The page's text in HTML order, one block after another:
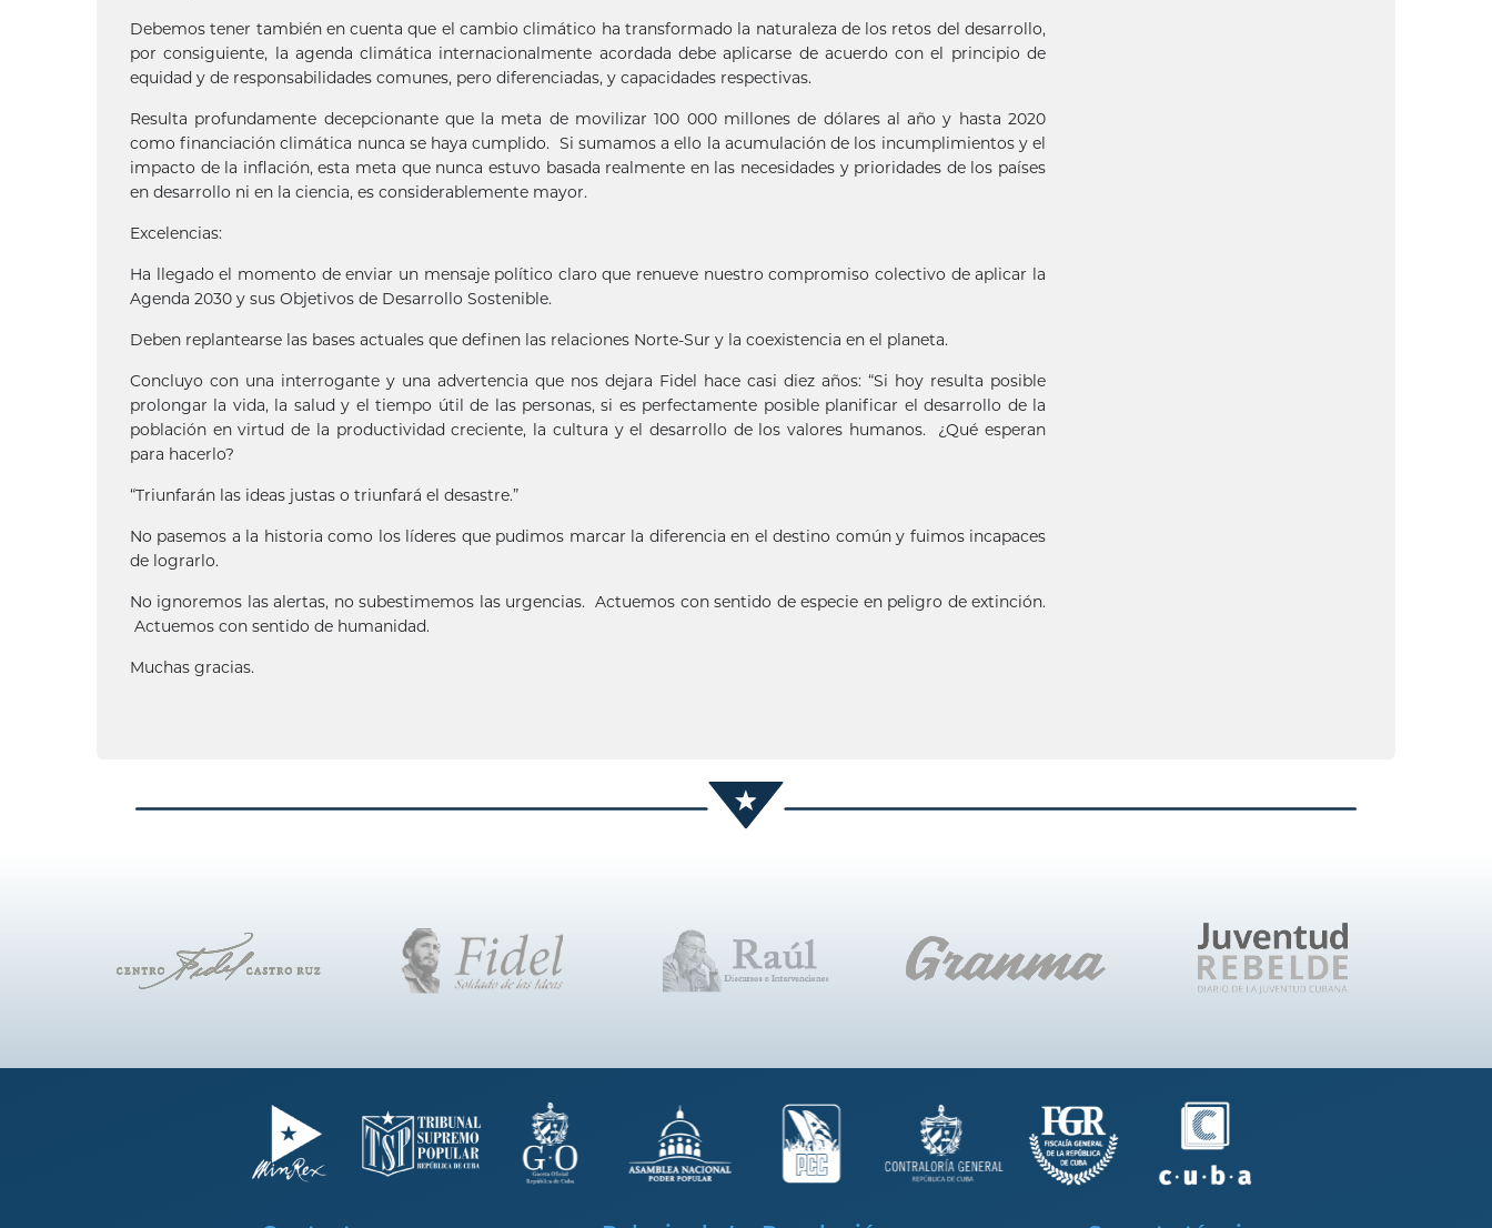
Debemos tener también en cuenta que el cambio climático ha transformado la naturaleza de los retos del desarrollo,
por consiguiente, la agenda climática internacionalmente acordada debe aplicarse de acuerdo con el principio de
equidad y de responsabilidades comunes, pero diferenciadas, y capacidades respectivas.
Resulta profundamente decepcionante que la meta de movilizar 100 000 millones de dólares al año y hasta 2020
como financiación climática nunca se haya cumplido. Si sumamos a ello la acumulación de los incumplimientos y el
impacto de la inflación, esta meta que nunca estuvo basada realmente en las necesidades y prioridades de los países
en desarrollo ni en la ciencia, es considerablemente mayor.
Excelencias:
Ha llegado el momento de enviar un mensaje político claro que renueve nuestro compromiso colectivo de aplicar la
Agenda 2030 y sus Objetivos de Desarrollo Sostenible.
Deben replantearse las bases actuales que definen las relaciones Norte-Sur y la coexistencia en el planeta.
Concluyo con una interrogante y una advertencia que nos dejara Fidel hace casi diez años: “Si hoy resulta posible
prolongar la vida, la salud y el tiempo útil de las personas, si es perfectamente posible planificar el desarrollo de la
población en virtud de la productividad creciente, la cultura y el desarrollo de los valores humanos. ¿Qué esperan
para hacerlo?
“Triunfarán las ideas justas o triunfará el desastre.”
No pasemos a la historia como los líderes que pudimos marcar la diferencia en el destino común y fuimos incapaces
de lograrlo.
No ignoremos las alertas, no subestimemos las urgencias. Actuemos con sentido de especie en peligro de extinción.
Actuemos con sentido de humanidad.
Muchas gracias.